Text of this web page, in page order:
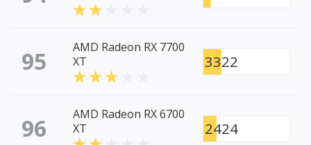
95
AMD Radeon RX 7700
XT
3322
96
AMD Radeon RX 6700
XT
2424